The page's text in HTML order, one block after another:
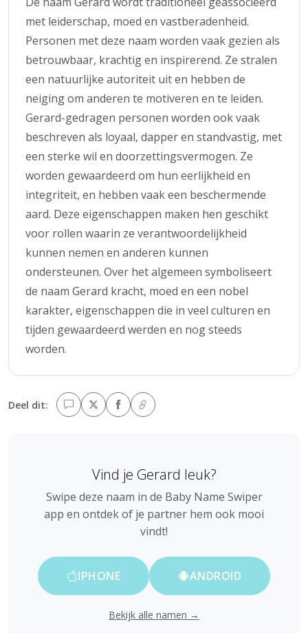
met leiderschap, moed en vastberadenheid.
Personen met deze naam worden vaak gezien als
betrouwbaar, krachtig en inspirerend. Ze stralen
een natuurlijke autoriteit uit en hebben de
neiging om anderen te motiveren en te leiden.
Gerard-gedragen personen worden ook vaak
beschreven als loyaal, dapper en standvastig, met
een sterke wil en doorzettingsvermogen. Ze
worden gewaardeerd om hun eerlijkheid en
integriteit, en hebben vaak een beschermende
aard. Deze eigenschappen maken hen geschikt
voor rollen waarin ze verantwoordelijkheid
kunnen nemen en anderen kunnen
ondersteunen. Over het algemeen symboliseert
de naam Gerard kracht, moed en een nobel
karakter, eigenschappen die in veel culturen en
tijden gewaardeerd werden en nog steeds
worden.
Deel dit:
Vind je Gerard leuk?
Swipe deze naam in de Baby Name Swiper
app en ontdek of je partner hem ook mooi
vindt!
IPHONE ANDROID
Bekijk alle namen →